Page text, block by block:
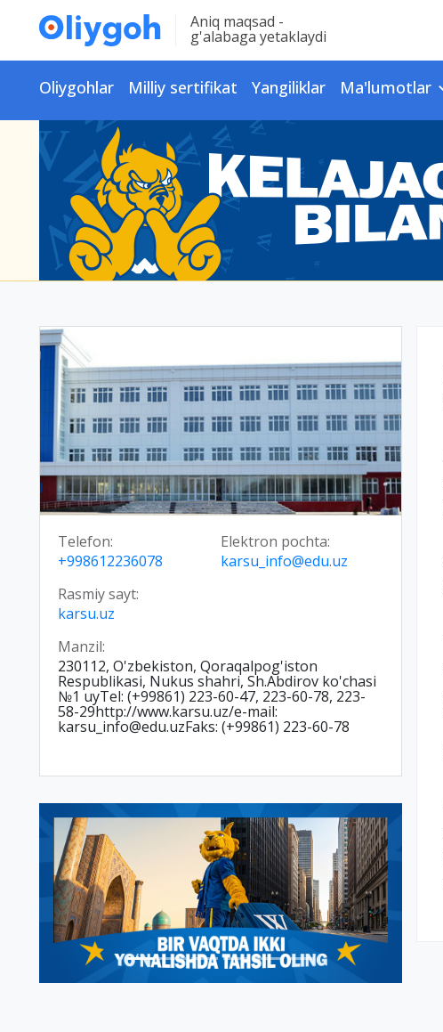
Aniq maqsad -
g'alabaga yetaklaydi
Oliygohlar Milliy sertifikat Yangiliklar Ma'lumotlar
Telefon:
+998612236078
Elektron pochta:
karsu_info@edu.uz
Rasmiy sayt:
karsu.uz
Manzil:
230112, O'zbekiston, Qoraqalpog'iston
Respublikasi, Nukus shahri, Sh.Abdirov ko'chasi
№1 uyTel: (+99861) 223-60-47, 223-60-78, 223-
58-29http://www.karsu.uz/e-mail:
karsu_info@edu.uzFaks: (+99861) 223-60-78